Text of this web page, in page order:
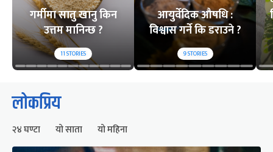
गर्मीमा सातु खानु किन
उत्तम मानिन्छ ?
11STORIES
आयुर्वेदिक औषधि :
विश्वास गर्ने कि डराउने ?
9STORIES
लोकप्रिय
२४ घण्टा यो साता यो महिना